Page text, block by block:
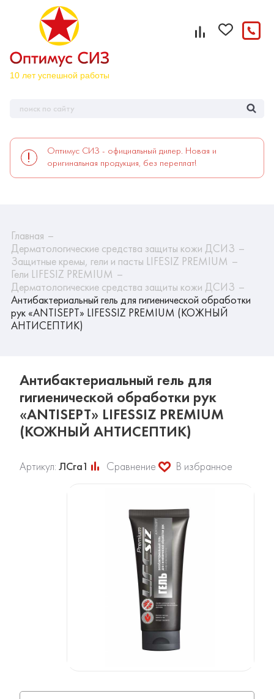
Оптимус СИЗ - официальный дилер. Новая и
оригинальная продукция, без переплат!
Главная
Дерматологические средства защиты кожи ДСИЗ
Защитные кремы, гели и пасты LIFESIZ PREMIUM
Гели LIFESIZ PREMIUM
Дерматологические средства защиты кожи ДСИЗ
Антибактериальный гель для гигиенической обработки
рук «ANTISEPT» LIFESSIZ PREMIUM (КОЖНЫЙ
АНТИСЕПТИК)
Антибактериальный гель для
гигиенической обработки рук
«ANTISEPT» LIFESSIZ PREMIUM
(КОЖНЫЙ АНТИСЕПТИК)
Артикул: ЛСга1 Сравнение В избранное